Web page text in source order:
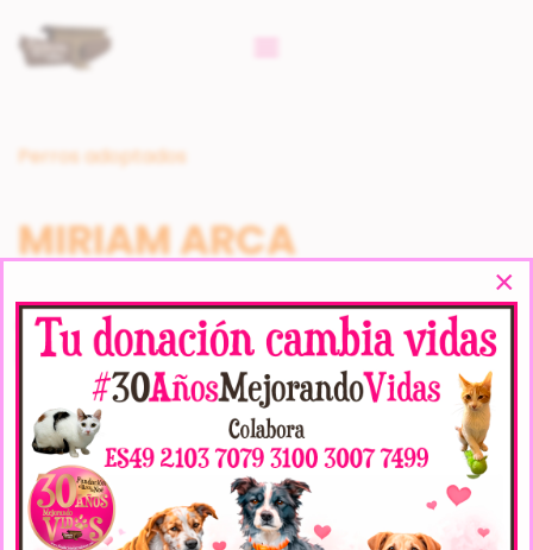
Perros adoptados
MIRIAM ARCA
SPECIFICATIONS
Veces Visto:
ADOPTAR CACHORRO MEDIANOPERRO
×